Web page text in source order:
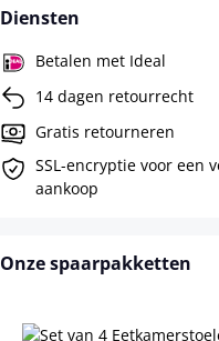
Diensten
Betalen met Ideal
14 dagen retourrecht
Gratis retourneren
SSL-encryptie voor een
aankoop
Onze spaarpakketten